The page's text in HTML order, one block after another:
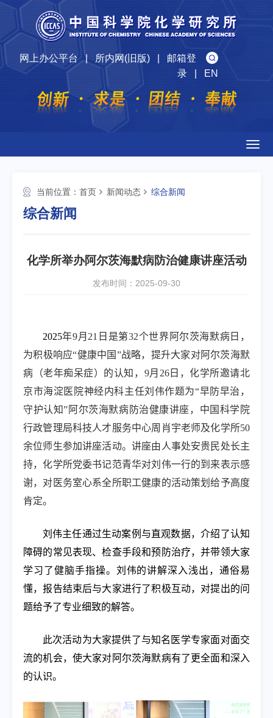
网上办公平台|所内网(旧版)| 邮箱登
录| EN
当前位置： 首页 新闻动态 综合新闻
综合新闻
化学所举办阿尔茨海默病防治健康讲座活动
发布时间：2025-09-30
2025年9月 21 日是第32个世界阿尔茨海默病日，
为积极响应“健康中国”战略，提升大家对阿尔茨海默
病（老年痴呆症）的认知， 9月 26日，化学所邀请北
京市海淀医院神经内科主任刘伟作题为“早防早治，
守护认知”阿尔茨海默病防治健康讲座，中国科学院
行政管理局科技人才服务中心周肖宇老师及化学所50
余位师生参加讲座活动。讲座由人事处安贵民处长主
持，化学所党委书记范青华对刘伟一行的到来表示感
谢，对医务室心系全所职工健康的活动策划给予高度
肯定。
刘伟主任通过生动案例与直观数据，介绍了认知
障碍的常见表现、检查手段和预防治疗，并带领大家
学习了健脑手指操。刘伟的讲解深入浅出，通俗易
懂，报告结束后与大家进行了积极互动，对提出的问
题给予了专业细致的解答。
此次活动为大家提供了与知名医学专家面对面交
流的机会，使大家对阿尔茨海默病有了更全面和深入
的认识。